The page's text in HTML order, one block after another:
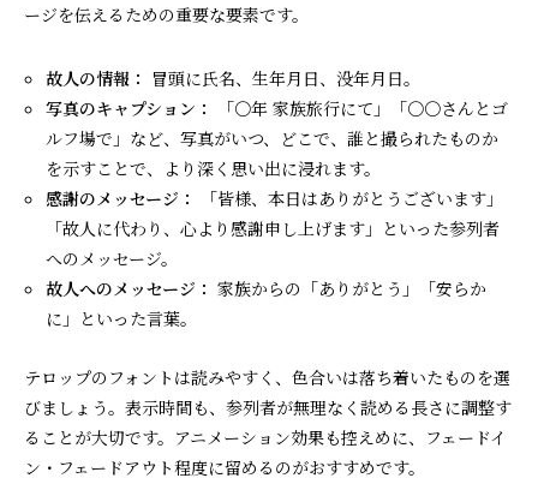
ージを伝えるための重要な要素です。
故人の情報： 冒頭に氏名、生年月日、没年月日。
写真のキャプション：
「〇年 家族旅行にて」「〇〇さんとゴ
ルフ場で」など、写真がいつ、どこで、誰と撮られたものか
を示すことで、より深く思い出に浸れます。
感謝のメッセージ：
「皆様、本日はありがとうございます」
「故人に代わり、心より感謝申し上げます」といった参列者
へのメッセージ。
故人へのメッセージ： 家族からの「ありがとう」「安らか
に」といった言葉。
テロップのフォントは読みやすく、色合いは落ち着いたものを選
びましょう。表示時間も、参列者が無理なく読める長さに調整す
ることが大切です。アニメーション効果も控えめに、フェードイ
ン・フェードアウト程度に留めるのがおすすめです。